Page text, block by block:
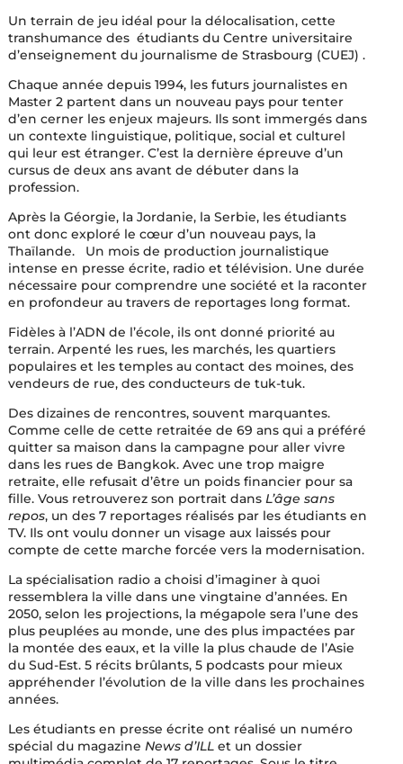
Un terrain de jeu idéal pour la délocalisation, cette
transhumance des étudiants du Centre universitaire
d’enseignement du journalisme de Strasbourg (CUEJ) .
Chaque année depuis 1994, les futurs journalistes en
Master 2 partent dans un nouveau pays pour tenter
d’en cerner les enjeux majeurs. Ils sont immergés dans
un contexte linguistique, politique, social et culturel
qui leur est étranger. C’est la dernière épreuve d’un
cursus de deux ans avant de débuter dans la
profession.
Après la Géorgie, la Jordanie, la Serbie, les étudiants
ont donc exploré le cœur d’un nouveau pays, la
Thaïlande. Un mois de production journalistique
intense en presse écrite, radio et télévision. Une durée
nécessaire pour comprendre une société et la raconter
en profondeur au travers de reportages long format.
Fidèles à l’ADN de l’école, ils ont donné priorité au
terrain. Arpenté les rues, les marchés, les quartiers
populaires et les temples au contact des moines, des
vendeurs de rue, des conducteurs de tuk-tuk.
Des dizaines de rencontres, souvent marquantes.
Comme celle de cette retraitée de 69 ans qui a préféré
quitter sa maison dans la campagne pour aller vivre
dans les rues de Bangkok. Avec une trop maigre
retraite, elle refusait d’être un poids financier pour sa
fille. Vous retrouverez son portrait dans L’âge sans
repos, un des 7 reportages réalisés par les étudiants en
TV. Ils ont voulu donner un visage aux laissés pour
compte de cette marche forcée vers la modernisation.
La spécialisation radio a choisi d’imaginer à quoi
ressemblera la ville dans une vingtaine d’années. En
2050, selon les projections, la mégapole sera l’une des
plus peuplées au monde, une des plus impactées par
la montée des eaux, et la ville la plus chaude de l’Asie
du Sud-Est. 5 récits brûlants, 5 podcasts pour mieux
appréhender l’évolution de la ville dans les prochaines
années.
Les étudiants en presse écrite ont réalisé un numéro
spécial du magazine News d’ILL et un dossier